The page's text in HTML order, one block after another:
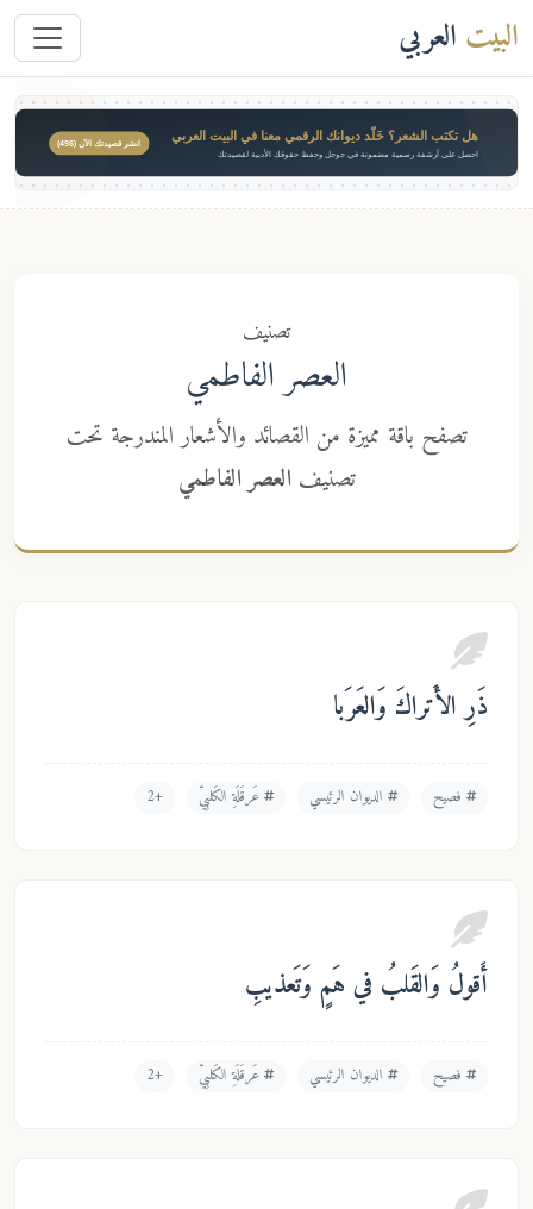
العربي
تكتب الشعر؟ خَلّد ديوانك الرقمي معنا في البيت العربي
على أرشفة رسمية مضمونة في جوجل وحفظ حقوقك الأدبية لقصيدتك
انشر قصيدتك الآن ($49)
العصر الفاطمي
تصفح باقة مميزة من القصائد والأشعار المندرجة تحت
تصنيفالعصر الفاطمي
وَالعَرَبا
الديوان الرئيسي عَرقَلَةِ الكَلبِيّ +2
وَالقَلبُ في هَمٍ وَتَعذيبِ
الديوان الرئيسي عَرقَلَةِ الكَلبِيّ +2